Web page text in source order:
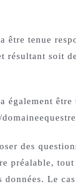
être tenue
résultant soit
également
des
préalable,
Le